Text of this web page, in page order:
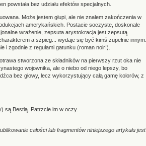
powstała bez udziału efektów specjalnych.
Może jestem głupi, ale nie znałem zakończenia w
amerykańskich. Postacie soczyste, doskonale
wrażenie, zepsuta arystokracja jest zepsutą
a szpieg... wydaje się być kimś zupełnie innym.
i zgodnie z regułami gatunku (roman noir!).
stworzona ze składników na pierwszy rzut oka nie
wojownika, ale o niebo od niego lepszy, bo
bez głowy, lecz wykorzystujący całą gamę kolorów, z
są Bestią. Patrzcie im w oczy.
całości lub fragmentów niniejszego artykułu jest